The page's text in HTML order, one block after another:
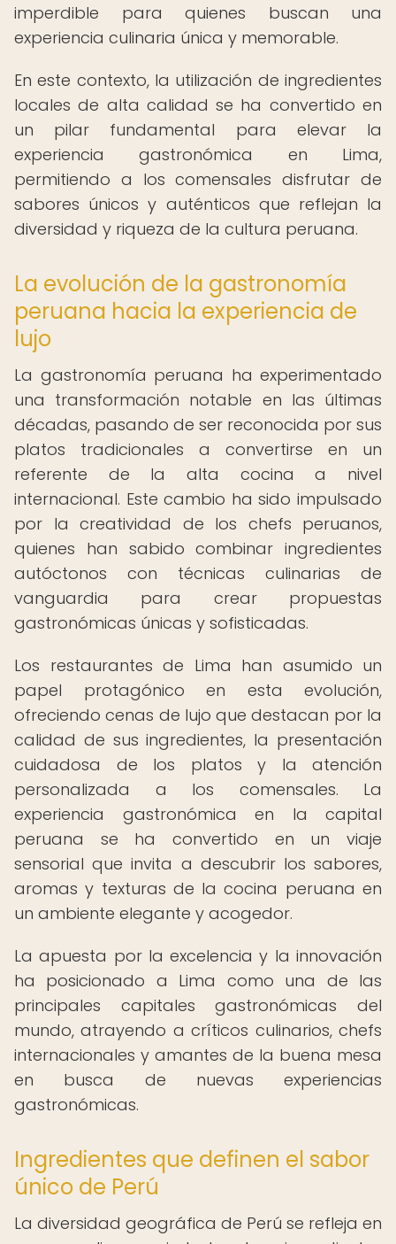
imperdible para quienes buscan una
experiencia culinaria única y memorable.
En este contexto, la utilización de ingredientes
locales de alta calidad se ha convertido en
un pilar fundamental para elevar la
experiencia gastronómica en Lima,
permitiendo a los comensales disfrutar de
sabores únicos y auténticos que reflejan la
diversidad y riqueza de la cultura peruana.
La evolución de la gastronomía
peruana hacia la experiencia de
lujo
La gastronomía peruana ha experimentado
una transformación notable en las últimas
décadas, pasando de ser reconocida por sus
platos tradicionales a convertirse en un
referente de la alta cocina a nivel
internacional. Este cambio ha sido impulsado
por la creatividad de los chefs peruanos,
quienes han sabido combinar ingredientes
autóctonos con técnicas culinarias de
vanguardia para crear propuestas
gastronómicas únicas y sofisticadas.
Los restaurantes de Lima han asumido un
papel protagónico en esta evolución,
ofreciendo cenas de lujo que destacan por la
calidad de sus ingredientes, la presentación
cuidadosa de los platos y la atención
personalizada a los comensales. La
experiencia gastronómica en la capital
peruana se ha convertido en un viaje
sensorial que invita a descubrir los sabores,
aromas y texturas de la cocina peruana en
un ambiente elegante y acogedor.
La apuesta por la excelencia y la innovación
ha posicionado a Lima como una de las
principales capitales gastronómicas del
mundo, atrayendo a críticos culinarios, chefs
internacionales y amantes de la buena mesa
en busca de nuevas experiencias
gastronómicas.
Ingredientes que definen el sabor
único de Perú
La diversidad geográfica de Perú se refleja en